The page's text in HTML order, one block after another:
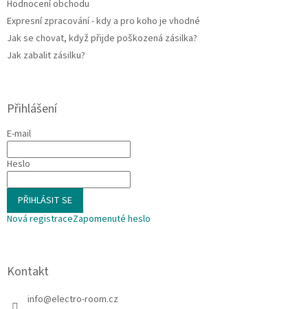
Hodnocení obchodu
Expresní zpracování - kdy a pro koho je vhodné
Jak se chovat, když přijde poškozená zásilka?
Jak zabalit zásilku?
Přihlášení
E-mail
Heslo
PŘIHLÁSIT SE
Nová registraceZapomenuté heslo
Kontakt
info@electro-room.cz